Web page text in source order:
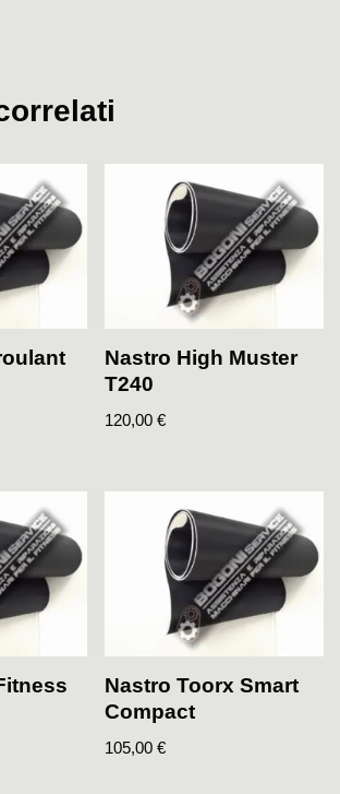
Nastro High Muster
T240
120,00€
Nastro Toorx Smart
Compact
105,00€